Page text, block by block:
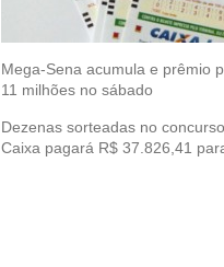
Mega-Sena acumula e prêmio
11 milhões no sábado
Dezenas sorteadas no
Caixa pagará R$ 37.826,41